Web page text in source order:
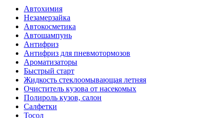
Автохимия
Незамерзайка
Автокосметика
Автошампунь
Антифриз
Антифриз для пневмотормозов
Ароматизаторы
Быстрый старт
Жидкость стеклоомывающая летняя
Очиститель кузова от насекомых
Полироль кузов, салон
Салфетки
Тосол